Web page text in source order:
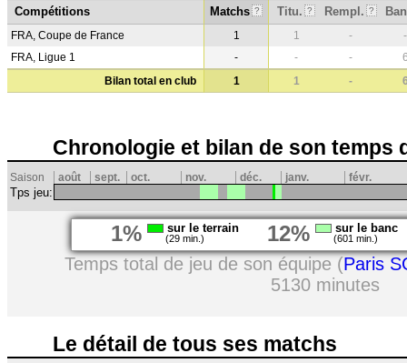
Compétitions Matchs ? Titu. ? Rempl. ?
FRA, Coupe de France 1 1 -
-
FRA, Ligue 1
- - -
Bilan total en club
1 1 -
Chronologie et bilan de son temps
Saison août sept. oct. nov. déc. janv. févr.
Tps jeu:
1% sur le terrain
(29 min.) 12% sur le banc
(601 min.)
Temps total de jeu de son équipe (Paris
5130 minutes
Le détail de tous ses matchs